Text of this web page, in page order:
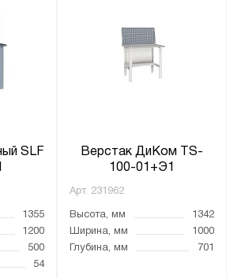
SLF
1355
1200
500
54
Верстак ДиКом TS-
100-01+Э1
Арт. 231962
Высота, мм
1342
Ширина, мм
1000
Глубина, мм
701
кг: